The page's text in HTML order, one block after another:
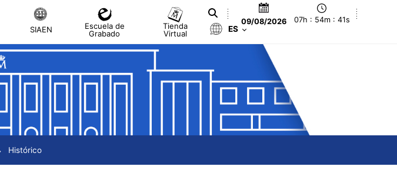
SIAEN
Escuela de
Grabado
Tienda
Virtual
09/08/2026 07h : 54m : 41s
ES
Histórico